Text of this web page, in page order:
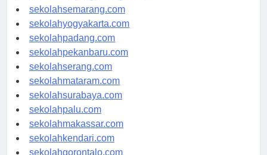
sekolahtanjungpinang.com
sekolahsemarang.com
sekolahyogyakarta.com
sekolahpadang.com
sekolahpekanbaru.com
sekolahserang.com
sekolahmataram.com
sekolahsurabaya.com
sekolahpalu.com
sekolahmakassar.com
sekolahkendari.com